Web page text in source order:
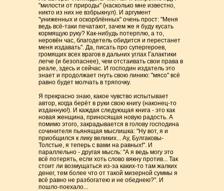
"милости от природы" (насколько мне известно,
никто из них не взбрыкнул). И аргумент
"униженных и оскорблённых" очень прост: "Меня
ведь всё-таки печатают, зачем же я буду кусать
кормящую руку? Как-нибудь потерплю, а то,
неровён час, благодетель обидится и перестанет
меня издавать". Да, писать про супергероев,
громящих всех врагов в дальних углах Галактики
легче (и безопаснее), чем отстаивать свои права в
реале, здесь и сейчас. И господин издатель это
знает и продолжает гнуть свою линию: "мясо" всё
равно будет молчать в тряпочку.
Я прекрасно знаю, какое чувство испытывает
автор, когда берёт в руки свою книгу (наконец-то
изданную!). И каждая следующая книга - это как
новая женщина, приносящая новую радость. А
помимо этого, закрадывается в голову господина
сочинителя пьянящая мыслишка: "Ну вот, я и
приобщился к лику великих... Ау, Булгаковы-
Толстые, я теперь с вами на равных!". И
параллельно - другая мысль: "А я ведь могу это
всё потерять, если хоть слово вякну против... Так
стоит ли возмущаться из-за каких-то там жалких
денег, тем более что от такой мизерной суммы я
всё равно не разбогатею и не обеднею?". И
пошло-поехало...